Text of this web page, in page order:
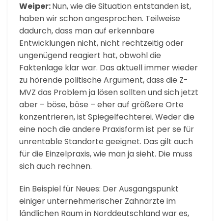
Weiper:Nun, wie die Situation entstanden ist,
haben wir schon angesprochen. Teilweise
dadurch, dass man auf erkennbare
Entwicklungen nicht, nicht rechtzeitig oder
ungenügend reagiert hat, obwohl die
Faktenlage klar war. Das aktuell immer wieder
zu hörende politische Argument, dass die Z-
MVZ das Problem ja lösen sollten und sich jetzt
aber – böse, böse – eher auf größere Orte
konzentrieren, ist Spiegelfechterei. Weder die
eine noch die andere Praxisform ist per se für
unrentable Standorte geeignet. Das gilt auch
für die Einzelpraxis, wie man ja sieht. Die muss
sich auch rechnen.
Ein Beispiel für Neues: Der Ausgangspunkt
einiger unternehmerischer Zahnärzte im
ländlichen Raum in Norddeutschland war es,